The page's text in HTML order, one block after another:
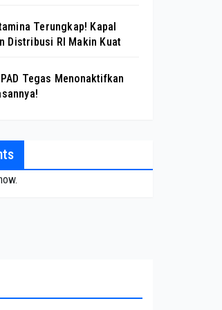
Terungkap! Kapal
Distribusi RI Makin Kuat
Tegas Menonaktifkan